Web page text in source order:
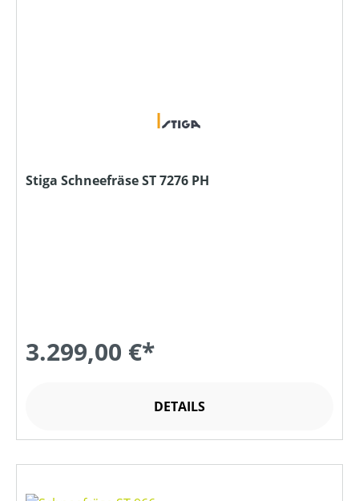
Stiga Schneefräse ST 7276 PH
3.299,00 €*
DETAILS